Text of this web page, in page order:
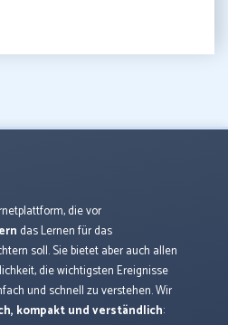
die vor
das Lernen für das
soll. Sie bietet aber auch allen
die wichtigsten Ereignisse
und schnell zu verstehen. Wir
kompakt und verständlich: